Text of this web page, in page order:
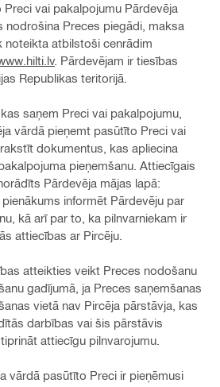
vai pakalpojumu Pārdevēja
nodrošina Preces piegādi, maksa
noteikta atbilstoši cenrādim
. Pārdevējam ir tiesības
Republikas teritorijā.
saņem Preci vai pakalpojumu,
vārdā pieņemt pasūtīto Preci vai
dokumentus, kas apliecina
pieņemšanu. Attiecīgais
Pārdevēja mājas lapā:
pienākums informēt Pārdevēju par
kā arī par to, ka pilnvarniekam ir
attiecības ar Pircēju.
atteikties veikt Preces nodošanu
gadījumā, ja Preces saņemšanas
vietā nav Pircēja pārstāvja, kas
darbības vai šis pārstāvis
attiecīgu pilnvarojumu.
vārdā pasūtīto Preci ir pieņēmusi